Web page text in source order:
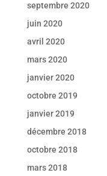
septembre 2020
juin 2020
avril 2020
mars 2020
janvier 2020
octobre 2019
janvier 2019
décembre 2018
octobre 2018
mars 2018